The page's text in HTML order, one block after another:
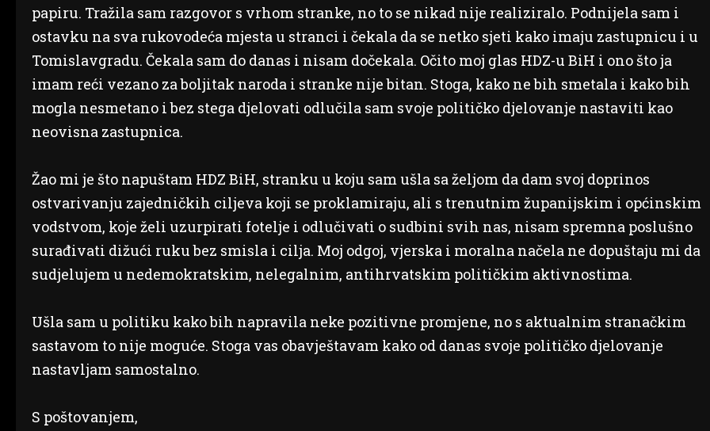
papiru. Tražila sam razgovor s vrhom stranke, no to se nikad nije realiziralo. Podnijela sam i
ostavku na sva rukovodeća mjesta u stranci i čekala da se netko sjeti kako imaju zastupnicu i u
Tomislavgradu. Čekala sam do danas i nisam dočekala. Očito moj glas HDZ-u BiH i ono što ja
imam reći vezano za boljitak naroda i stranke nije bitan. Stoga, kako ne bih smetala i kako bih
mogla nesmetano i bez stega djelovati odlučila sam svoje političko djelovanje nastaviti kao
neovisna zastupnica.
Žao mi je što napuštam HDZ BiH, stranku u koju sam ušla sa željom da dam svoj doprinos
ostvarivanju zajedničkih ciljeva koji se proklamiraju, ali s trenutnim županijskim i općinskim
vodstvom, koje želi uzurpirati fotelje i odlučivati o sudbini svih nas, nisam spremna poslušno
surađivati dižući ruku bez smisla i cilja. Moj odgoj, vjerska i moralna načela ne dopuštaju mi da
sudjelujem u nedemokratskim, nelegalnim, antihrvatskim političkim aktivnostima.
Ušla sam u politiku kako bih napravila neke pozitivne promjene, no s aktualnim stranačkim
sastavom to nije moguće. Stoga vas obavještavam kako od danas svoje političko djelovanje
nastavljam samostalno.
S poštovanjem,